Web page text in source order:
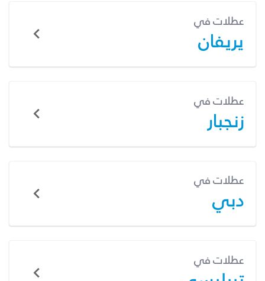
عطلات في
يريفان
عطلات في
زنجبار
عطلات في
دبي
عطلات في